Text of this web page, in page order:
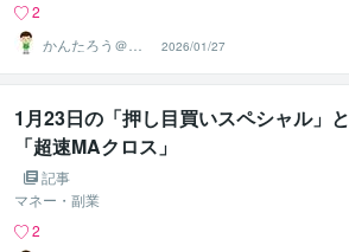
2
かんたろう＠か
んたんFX
2026/01/27
1月23日の「押し目買いスペシャル」と
「超速MAクロス」
記事
マネー・副業
2